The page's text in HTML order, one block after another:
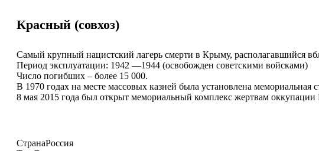
Красный (совхоз)
Самый крупный нацистский лагерь смерти в Крыму, располагавшийся
Период эксплуатации: 1942 —1944 (освобожден советскими войсками)
Число погибших – более 15 000.
В 1970 годах на месте массовых казней была установлена мемориальная
8 мая 2015 года был открыт мемориальный комплекс жертвам
СтранаРоссия